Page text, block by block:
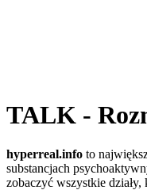
TALK -
hyperreal.info to
substancjach
zobaczyć wszystkie